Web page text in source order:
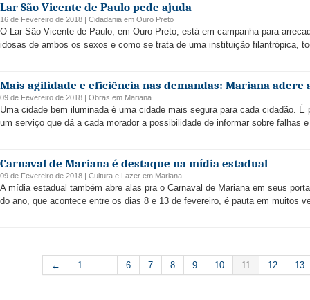
Lar São Vicente de Paulo pede ajuda
16 de Fevereiro de 2018 | Cidadania em Ouro Preto
O Lar São Vicente de Paulo, em Ouro Preto, está em campanha para
idosas de ambos os sexos e como se trata de uma instituição filantrópica,
Mais agilidade e eficiência nas demandas: Mariana
09 de Fevereiro de 2018 | Obras em Mariana
Uma cidade bem iluminada é uma cidade mais segura para cada cidadão.
um serviço que dá a cada morador a possibilidade de informar sobre falhas
Carnaval de Mariana é destaque na mídia estadual
09 de Fevereiro de 2018 | Cultura e Lazer em Mariana
A mídia estadual também abre alas pra o Carnaval de Mariana em seus
do ano, que acontece entre os dias 8 e 13 de fevereiro, é pauta em muitos
← 1 … 6 7 8 9 10 11 12 13